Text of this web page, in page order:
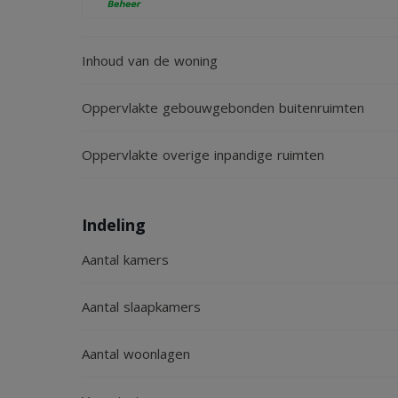
Vraag dan via onze website een bezichtiging aan
Inhoud van de woning
Oppervlakte gebouwgebonden buitenruimten
Oppervlakte overige inpandige ruimten
Indeling
Aantal kamers
Aantal slaapkamers
Aantal woonlagen